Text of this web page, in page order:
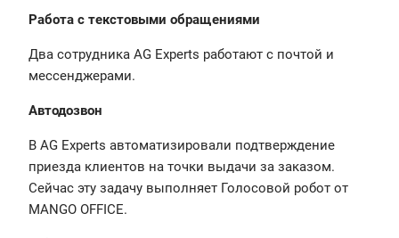
Работа с текстовыми обращениями
Два сотрудника AG Experts работают с почтой и
мессенджерами.
Автодозвон
В AG Experts автоматизировали подтверждение
приезда клиентов на точки выдачи за заказом.
Сейчас эту задачу выполняет Голосовой робот от
MANGO OFFICE.